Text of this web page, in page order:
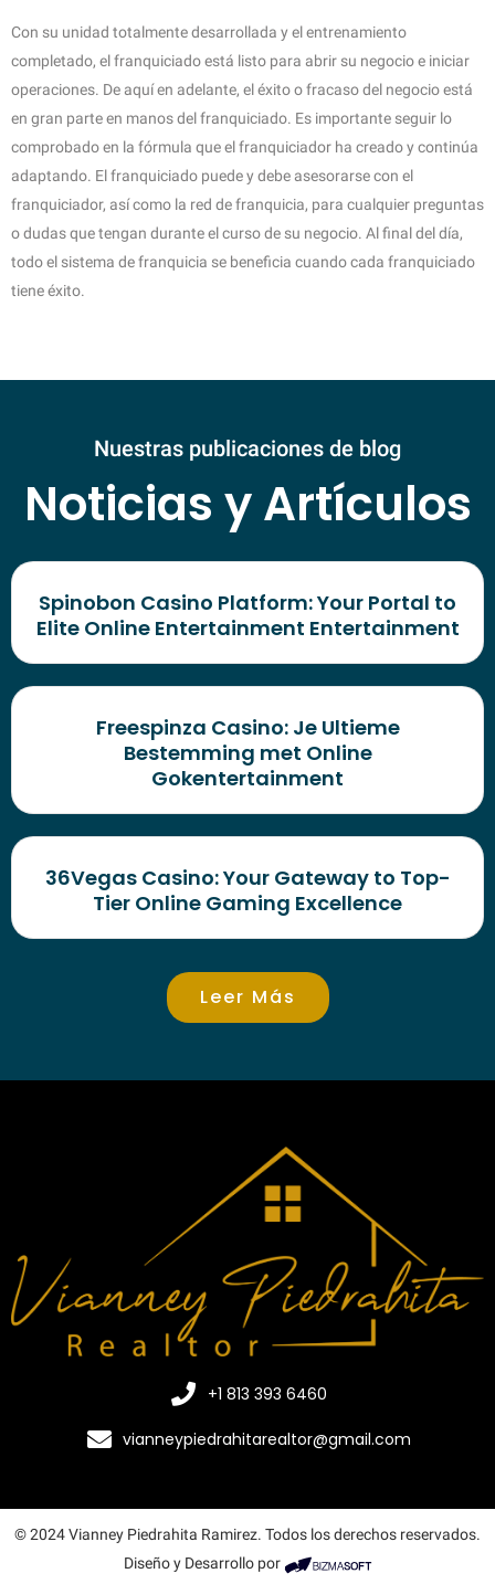
Con su unidad totalmente desarrollada y el entrenamiento
completado, el franquiciado está listo para abrir su negocio e iniciar
operaciones. De aquí en adelante, el éxito o fracaso del negocio está
en gran parte en manos del franquiciado. Es importante seguir lo
comprobado en la fórmula que el franquiciador ha creado y continúa
adaptando. El franquiciado puede y debe asesorarse con el
franquiciador, así como la red de franquicia, para cualquier preguntas
o dudas que tengan durante el curso de su negocio. Al final del día,
todo el sistema de franquicia se beneficia cuando cada franquiciado
tiene éxito.
Nuestras publicaciones de blog
Noticias y Artículos
Spinobon Casino Platform: Your Portal to
Elite Online Entertainment Entertainment
Freespinza Casino: Je Ultieme
Bestemming met Online
Gokentertainment
36Vegas Casino: Your Gateway to Top-
Tier Online Gaming Excellence
Leer Más
+1 813 393 6460
vianneypiedrahitarealtor@gmail.com
© 2024 Vianney Piedrahita Ramirez. Todos los derechos reservados.
Diseño y Desarrollo por